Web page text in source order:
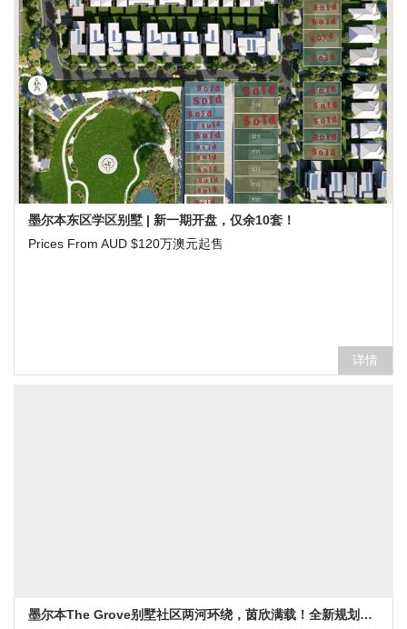
墨尔本东区学区别墅 | 新一期开盘，仅余10套！
Prices From AUD $120万澳元起售
详情
墨尔本The Grove别墅社区两河环绕，茵欣满载！全新规划，新一期别墅发售！